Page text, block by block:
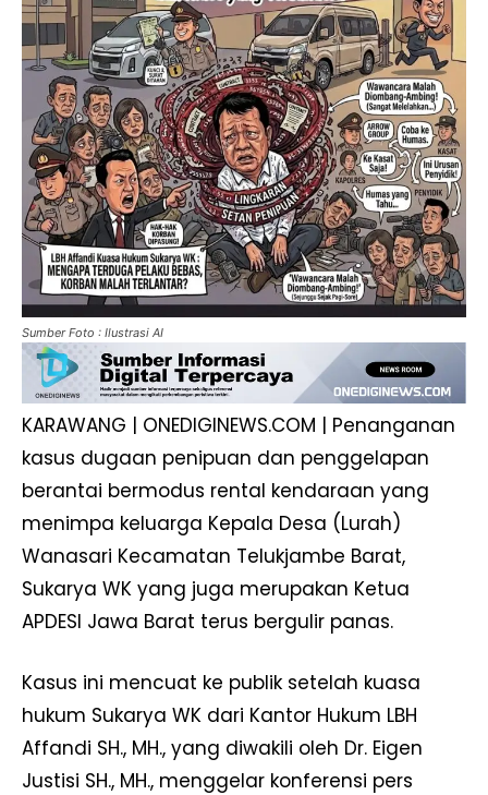
Sumber Foto : Ilustrasi AI
KARAWANG | ONEDIGINEWS.COM | Penanganan
kasus dugaan penipuan dan penggelapan
berantai bermodus rental kendaraan yang
menimpa keluarga Kepala Desa (Lurah)
Wanasari Kecamatan Telukjambe Barat,
Sukarya WK yang juga merupakan Ketua
APDESI Jawa Barat terus bergulir panas.
Kasus ini mencuat ke publik setelah kuasa
hukum Sukarya WK dari Kantor Hukum LBH
Affandi SH., MH., yang diwakili oleh Dr. Eigen
Justisi SH., MH., menggelar konferensi pers